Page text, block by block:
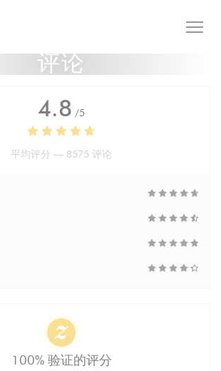
评论
4.8 /5
平均评分 — 8575 评论
100% 验证的评分